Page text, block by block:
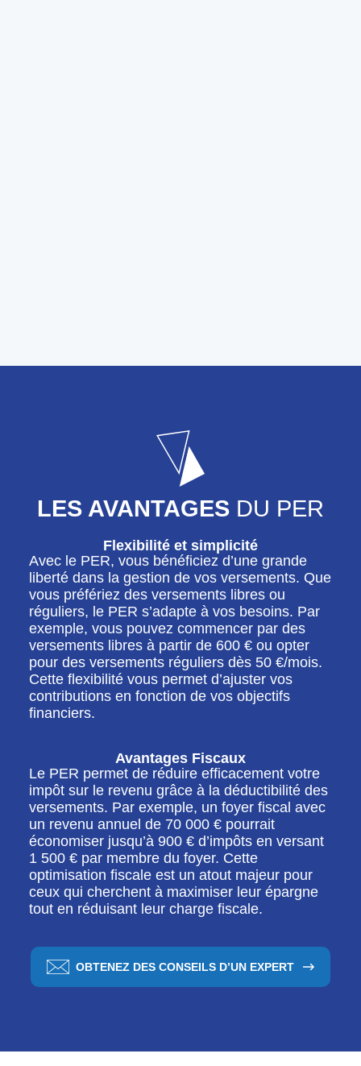
LES AVANTAGES DU PER
Flexibilité et simplicité
Avec le PER, vous bénéficiez d’une grande
liberté dans la gestion de vos versements. Que
vous préfériez des versements libres ou
réguliers, le PER s’adapte à vos besoins. Par
exemple, vous pouvez commencer par des
versements libres à partir de 600 € ou opter
pour des versements réguliers dès 50 €/mois.
Cette flexibilité vous permet d’ajuster vos
contributions en fonction de vos objectifs
financiers.
Avantages Fiscaux
Le PER permet de réduire efficacement votre
impôt sur le revenu grâce à la déductibilité des
versements. Par exemple, un foyer fiscal avec
un revenu annuel de 70 000 € pourrait
économiser jusqu’à 900 € d’impôts en versant
1 500 € par membre du foyer. Cette
optimisation fiscale est un atout majeur pour
ceux qui cherchent à maximiser leur épargne
tout en réduisant leur charge fiscale.
OBTENEZ DES CONSEILS D’UN EXPERT